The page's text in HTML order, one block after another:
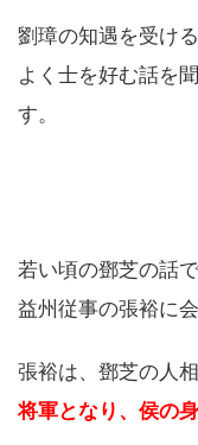
劉璋の知遇を受け
よく士を好む話を
す。
若い頃の鄧芝の話
益州従事の張裕に
張裕は、鄧芝の人
将軍となり、侯の